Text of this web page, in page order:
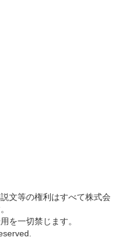
文等の権利はすべて株式会
を一切禁じます。